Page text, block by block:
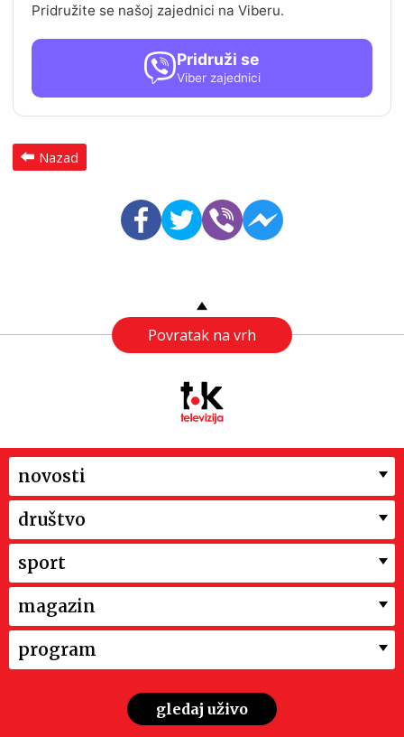
Pridružite se našoj zajednici na Viberu.
Pridruži se
Viber zajednici
Nazad
Povratak na vrh
novosti
društvo
sport
magazin
program
gledaj uživo